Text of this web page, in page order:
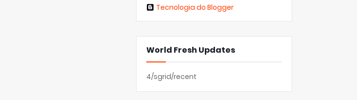
Tecnologia do Blogger
World Fresh Updates
4/sgrid/recent